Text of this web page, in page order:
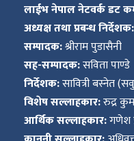
लाईभ नेपाल नेटवर्क डट
अध्यक्ष तथा प्रबन्ध निर्देशक:
सम्पादक:श्रीराम पुडासैनी
सह-सम्पादक:सविता पाण्डे
निर्देशक:सावित्री बस्नेत
विशेष सल्लाहकार:रुद्र
आर्थिक सल्लाहकार:गणेश